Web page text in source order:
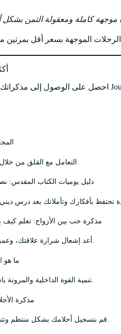
أكثر
دليل يوميات الكتاب المقدس:
مذكرة حب بين الأزواج: تعلم كيف
أعد إشعال شرارة علاقتك، وعمق الاتصال، وتعزيز الرابطة.
ما هو
مذكرة